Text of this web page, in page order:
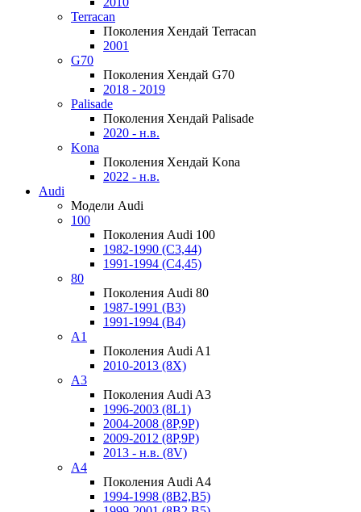
Terracan
Поколения Хендай Terracan
2001
G70
Поколения Хендай G70
2018 - 2019
Palisade
Поколения Хендай Palisade
2020 - н.в.
Kona
Поколения Хендай Kona
2022 - н.в.
Audi
Модели Audi
100
Поколения Audi 100
1982-1990 (С3,44)
1991-1994 (С4,45)
80
Поколения Audi 80
1987-1991 (B3)
1991-1994 (B4)
A1
Поколения Audi A1
2010-2013 (8X)
A3
Поколения Audi A3
1996-2003 (8L1)
2004-2008 (8P,9P)
2009-2012 (8P,9P)
2013 - н.в. (8V)
A4
Поколения Audi A4
1994-1998 (8B2,B5)